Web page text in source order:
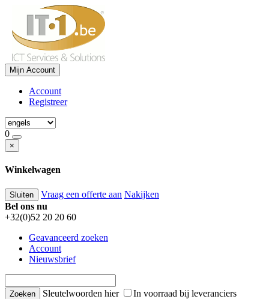
Mijn Account
Account
Registreer
0
×
Winkelwagen
Sluiten Vraag een offerte aan Nakijken
Bel ons nu
+32(0)52 20 20 60
Geavanceerd zoeken
Account
Nieuwsbrief
Sleutelwoorden hier
In voorraad bij leveranciers